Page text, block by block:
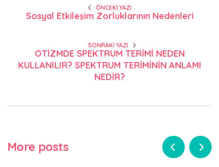
ÖNCEKI YAZI
Sosyal Etkileşim Zorluklarının Nedenleri
SONRAKI YAZI
OTİZMDE SPEKTRUM TERİMİ NEDEN
KULLANILIR? SPEKTRUM TERİMİNİN ANLAMI
NEDİR?
More posts